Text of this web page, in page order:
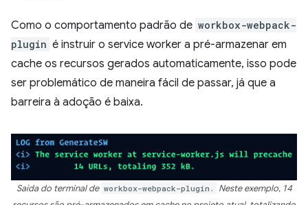
Como o comportamento padrão de workbox-webpack-
plugin é instruir o service worker a pré-armazenar em
cache os recursos gerados automaticamente, isso pode
ser problemático de maneira fácil de passar, já que a
barreira à adoção é baixa.
Saída do terminal de workbox-webpack-plugin.
Neste exemplo, 14